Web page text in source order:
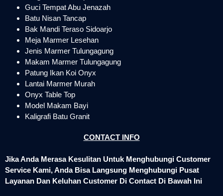
Guci Tempat Abu Jenazah
Batu Nisan Tancap
Bak Mandi Teraso Sidoarjo
Meja Marmer Lesehan
Jenis Marmer Tulungagung
Makam Marmer Tulungagung
Patung Ikan Koi Onyx
Lantai Marmer Murah
Onyx Table Top
Model Makam Bayi
Kaligrafi Batu Granit
CONTACT INFO
Jika Anda Merasa Kesulitan Untuk Menghubungi Customer
Service Kami, Anda Bisa Langsung Menghubungi Pusat
Layanan Dan Keluhan Customer Di Contact Di Bawah Ini